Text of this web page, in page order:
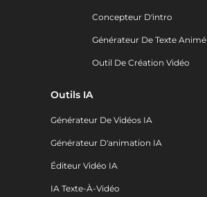
Concepteur D'intro
Générateur De Texte Animé
Outil De Création Vidéo
Outils IA
Générateur De Vidéos IA
Générateur D'animation IA
Éditeur Vidéo IA
IA Texte-À-Vidéo